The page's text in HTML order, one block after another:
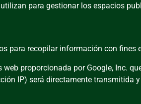
utilizan para gestionar los espacios
para recopilar información con
web proporcionada por Google, Inc.
IP) será directamente